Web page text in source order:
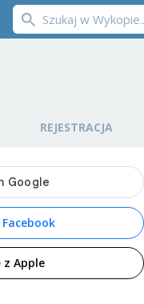
REJESTRACJA
z Apple